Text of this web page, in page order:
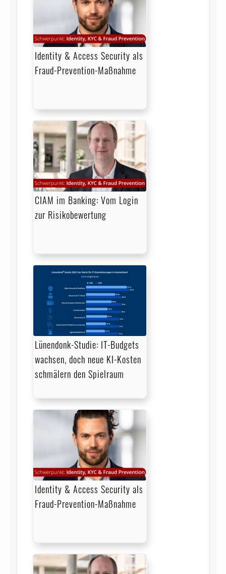
Identity & Access Security als
Fraud-Prevention-Maßnahme
CIAM im Banking: Vom Login
zur Risikobewertung
Lünendonk-Studie: IT-Budgets
wachsen, doch neue KI-Kosten
schmälern den Spielraum
Identity & Access Security als
Fraud-Prevention-Maßnahme